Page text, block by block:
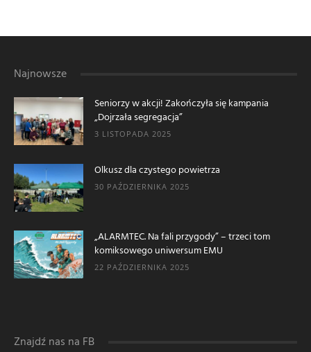
Najnowsze
Seniorzy w akcji! Zakończyła się kampania
„Dojrzała segregacja”
3 LISTOPADA 2025
Olkusz dla czystego powietrza
30 PAŹDZIERNIKA 2025
„ALARMTEC. Na fali przygody” – trzeci tom
komiksowego uniwersum EMU
22 PAŹDZIERNIKA 2025
Znajdź nas na FB